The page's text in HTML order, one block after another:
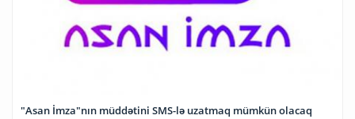
"Asan İmza"nın müddətini SMS-lə uzatmaq mümkün olacaq